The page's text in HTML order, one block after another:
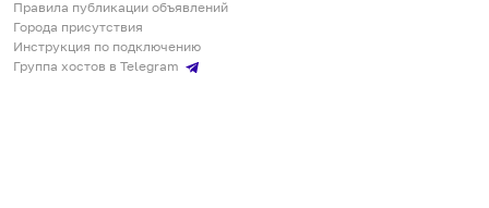
Правила публикации объявлений
Города присутствия
Инструкция по подключению
Группа хостов в Telegram